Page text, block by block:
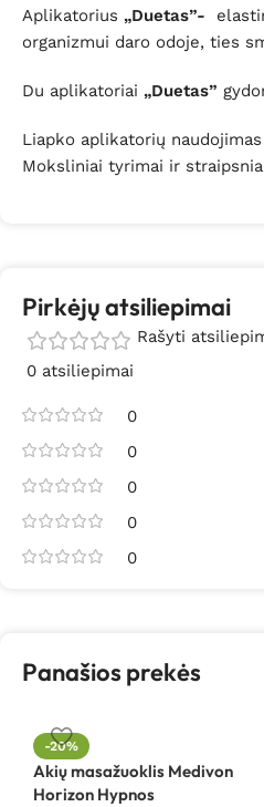
Aplikatorius „Duetas”-
organizmui daro odoje, ties
Du aplikatoriai „Duetas”
Liapko aplikatorių
Moksliniai tyrimai ir
Pirkėjų atsiliepimai
0 atsiliepimai
0
0
0
0
0
Rašyti
Panašios prekės
-20%
Akių masažuoklis Medivon
Horizon Hypnos